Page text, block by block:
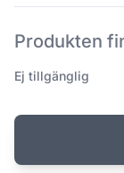
Produkten
Ej tillgänglig